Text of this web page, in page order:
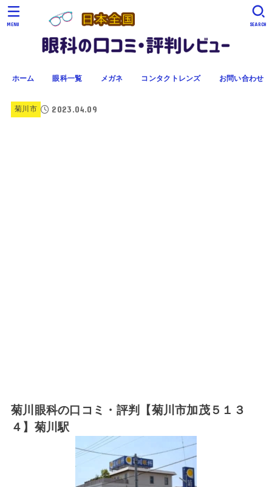
ホーム 眼科一覧 メガネ コンタクトレンズ お問い合わせ
SEARCH
MENU
菊川市 2023.04.09
菊川眼科の口コミ・評判【菊川市加茂５１３
４】菊川駅